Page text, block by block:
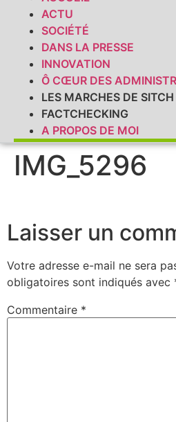
ACTU
SOCIÉTÉ
DANS LA PRESSE
INNOVATION
Ô CŒUR DES
LES MARCHES DE SITCH
FACTCHECKING
A PROPOS DE MOI
IMG_5296
Laisser un
Votre adresse e-mail ne sera
obligatoires sont indiqués avec
Commentaire *